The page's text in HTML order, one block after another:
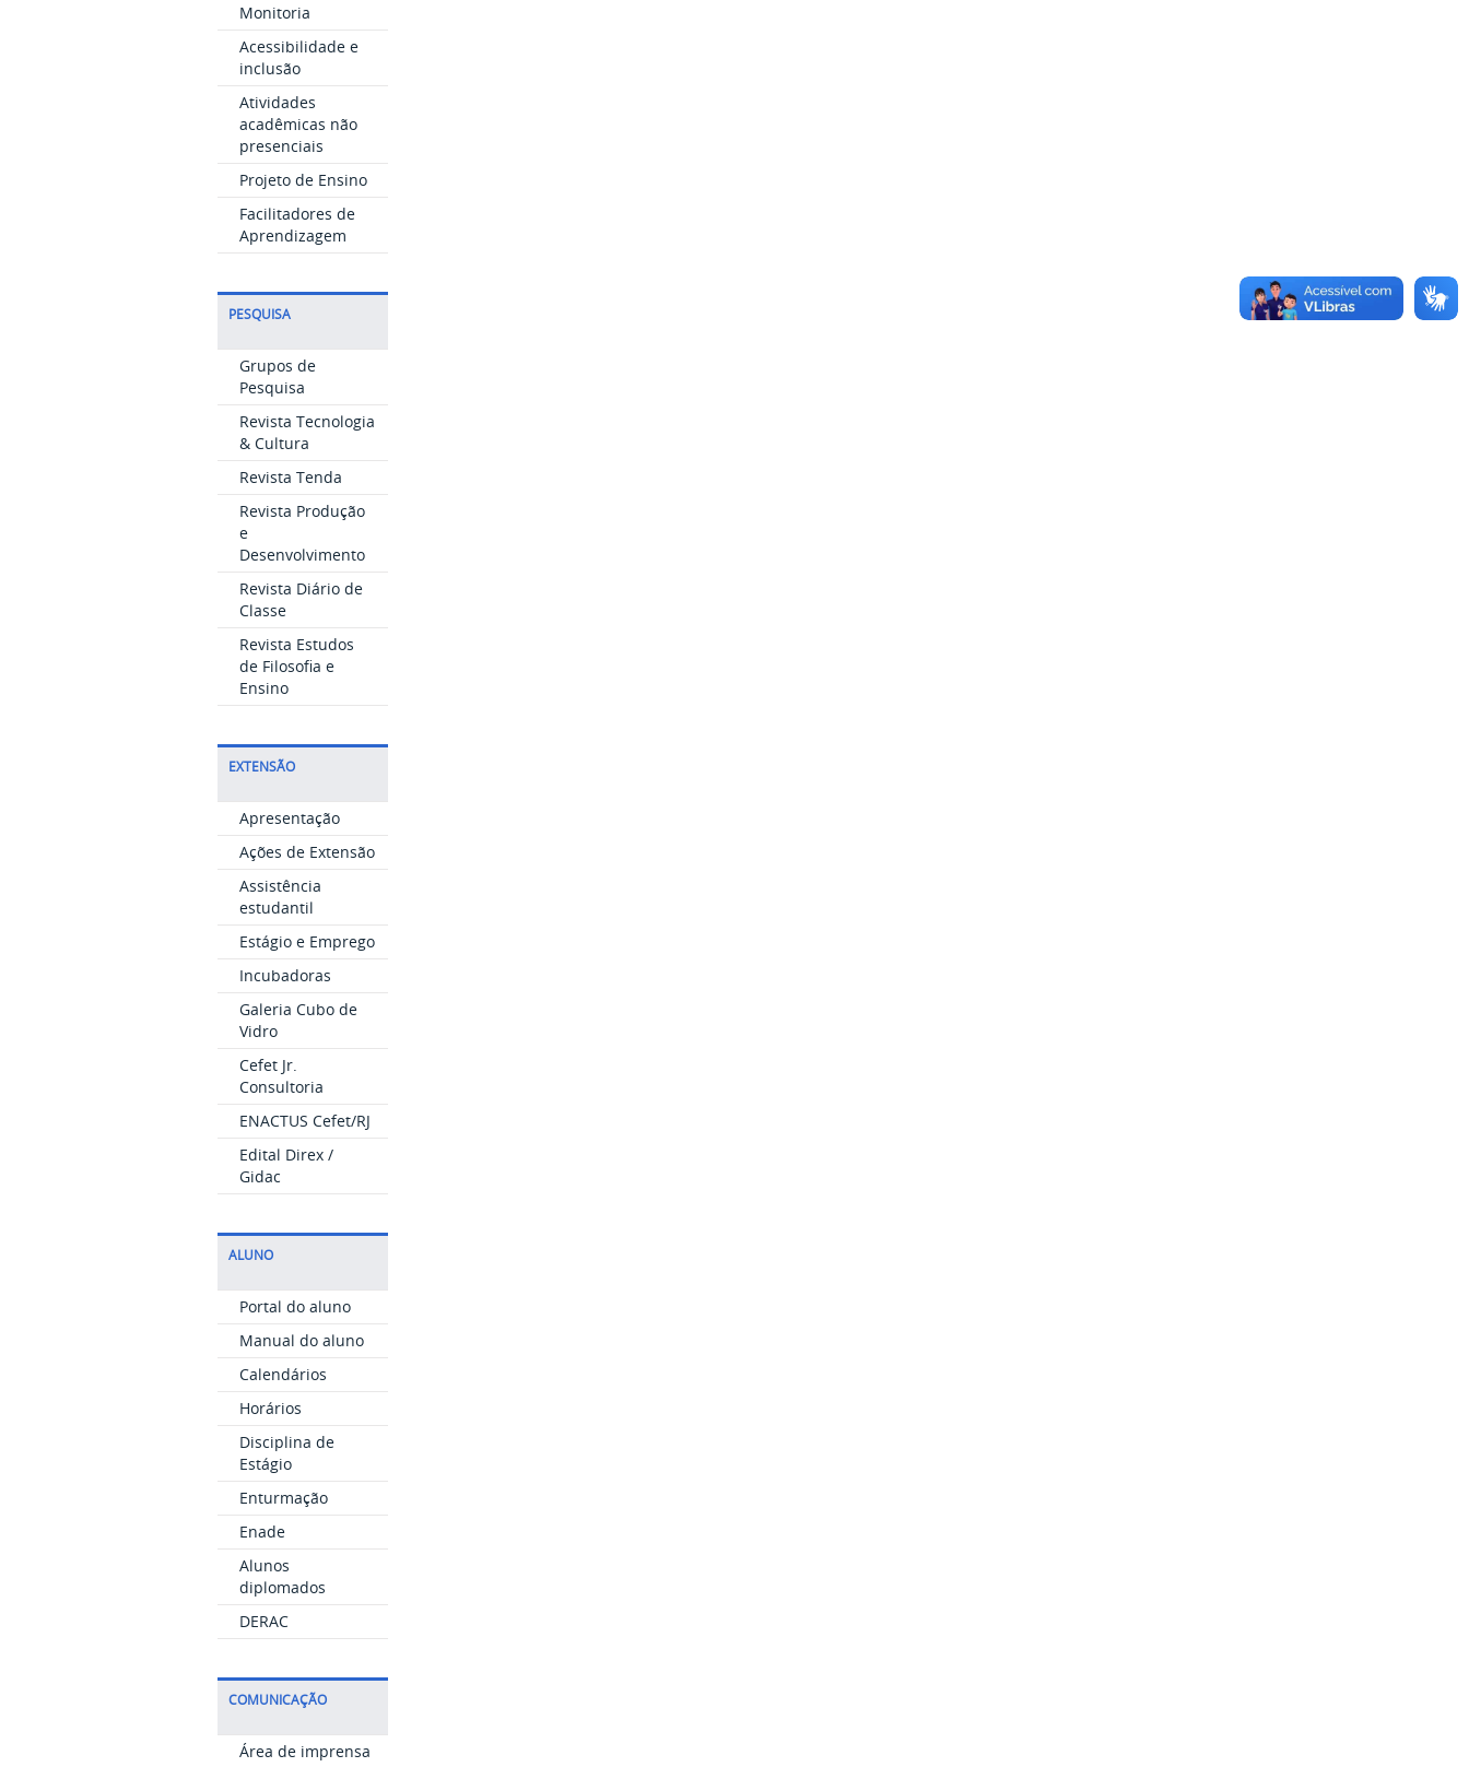
Monitoria
Acessibilidade e
inclusão
Atividades
acadêmicas não
presenciais
Projeto de Ensino
Facilitadores de
Aprendizagem
PESQUISA
Grupos de
Pesquisa
Revista Tecnologia
& Cultura
Revista Tenda
Revista Produção
e
Desenvolvimento
Revista Diário de
Classe
Revista Estudos
de Filosofia e
Ensino
EXTENSÃO
Apresentação
Ações de Extensão
Assistência
estudantil
Estágio e Emprego
Incubadoras
Galeria Cubo de
Vidro
Cefet Jr.
Consultoria
ENACTUS Cefet/RJ
Edital Direx /
Gidac
ALUNO
Portal do aluno
Manual do aluno
Calendários
Horários
Disciplina de
Estágio
Enturmação
Enade
Alunos
diplomados
DERAC
COMUNICAÇÃO
Área de imprensa